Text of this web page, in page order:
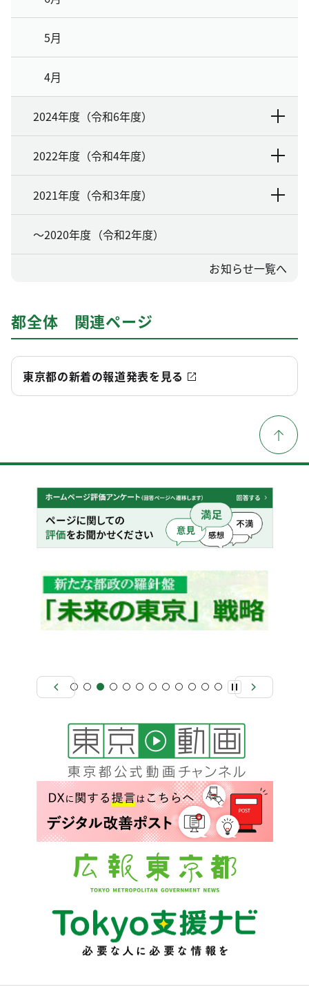
5月
4月
2024年度（令和6年度）
2022年度（令和4年度）
2021年度（令和3年度）
～2020年度（令和2年度）
お知らせ一覧へ
都全体 関連ページ
東京都の新着の報道発表を見る